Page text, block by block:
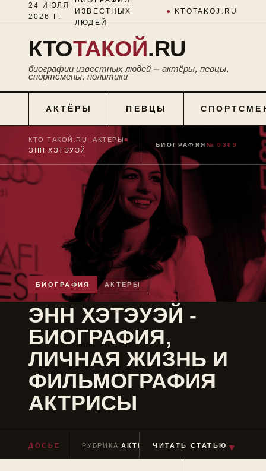
24 ИЮЛЯ
2026 Г.
ИЗВЕСТНЫХ
ЛЮДЕЙ
● KTOTAKOJ.RU
КТОТАКОЙ.RU
биографии известных людей — актёры, певцы,
спортсмены, политики
АКТЁРЫ ПЕВЦЫ
КТО ТАКОЙ.RU ■АКТЕРЫ■
ЭНН ХЭТЭУЭЙ
БИОГРАФИЯ № 0309
БИОГРАФИЯ АКТЕРЫ
ЭНН ХЭТЭУЭЙ -
БИОГРАФИЯ,
ЛИЧНАЯ ЖИЗНЬ И
ФИЛЬМОГРАФИЯ
АКТРИСЫ
ДОСЬЕ РУБРИКААКТЕРЫ ЧТЕНИЕ ≈ 12 МИН
ЧИТАТЬ СТАТЬЮ ▼